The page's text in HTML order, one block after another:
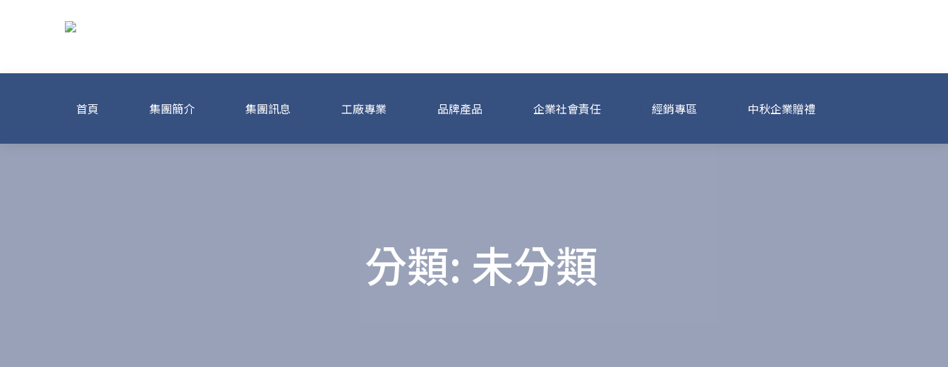
龍達化粧品美容事業集團
首頁 集團簡介 集團訊息 工廠專業 品牌產品 企業社會責任 經銷專區 中秋企業贈禮
分類: 未分類